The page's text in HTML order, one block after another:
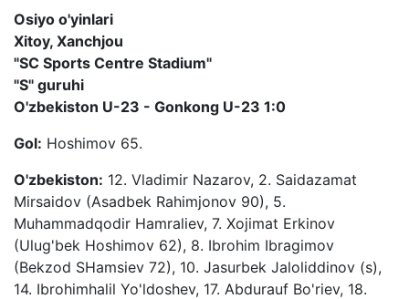
Osiyo o'yinlari
Xitoy, Xanchjou
"SC Sports Centre Stadium"
"S" guruhi
O'zbekiston U-23 - Gonkong U-23 1:0
Gol: Hoshimov 65.
O'zbekiston: 12. Vladimir Nazarov, 2. Saidazamat
Mirsaidov (Asadbek Rahimjonov 90), 5.
Muhammadqodir Hamraliev, 7. Xojimat Erkinov
(Ulug'bek Hoshimov 62), 8. Ibrohim Ibragimov
(Bekzod SHamsiev 72), 10. Jasurbek Jaloliddinov (s),
14. Ibrohimhalil Yo'ldoshev, 17. Abdurauf Bo'riev, 18.